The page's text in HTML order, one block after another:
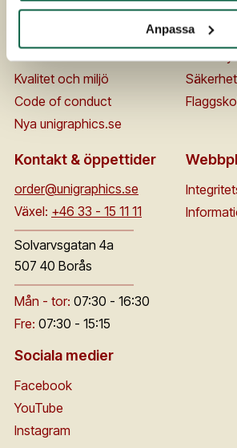
Anpassa
Ägare
Kvalitet och miljö
Code of conduct
Nya unigraphics.se
Kontakt & öppettider
order@unigraphics.se
Växel: +46 33 - 15 11 11
Solvarvsgatan 4a
507 40 Borås
Mån - tor: 07:30 - 16:30
Fre: 07:30 - 15:15
Sociala medier
Facebook
YouTube
Instagram